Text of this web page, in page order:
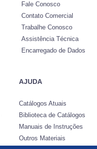
Fale Conosco
Contato Comercial
Trabalhe Conosco
Assistência Técnica
Encarregado de Dados
AJUDA
Catálogos Atuais
Biblioteca de Catálogos
Manuais de Instruções
Outros Materiais